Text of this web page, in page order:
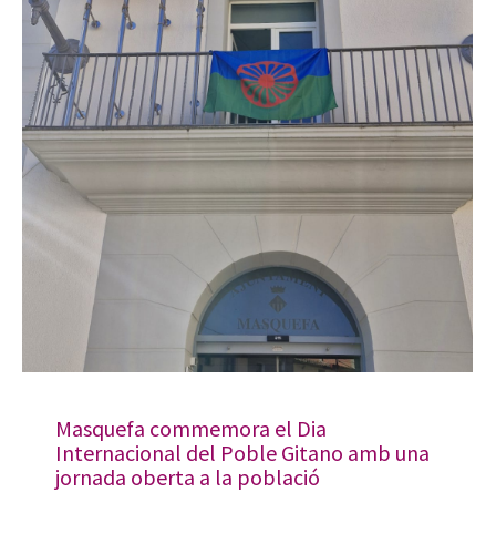
Masquefa commemora el Dia
Internacional del Poble Gitano amb una
jornada oberta a la població